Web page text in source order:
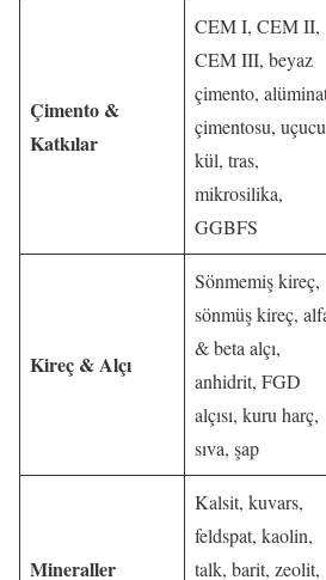
Çimento &
Katkılar
CEM I, CEM II,
CEM III, beyaz
çimento,
çimentosu, uçucu
kül, tras,
mikrosilika,
GGBFS
Kireç & Alçı
Sönmemiş kireç,
sönmüş kireç,
& beta alçı,
anhidrit, FGD
alçısı, kuru harç,
sıva, şap
Mineraller
Kalsit, kuvars,
feldspat, kaolin,
talk, barit, zeolit,